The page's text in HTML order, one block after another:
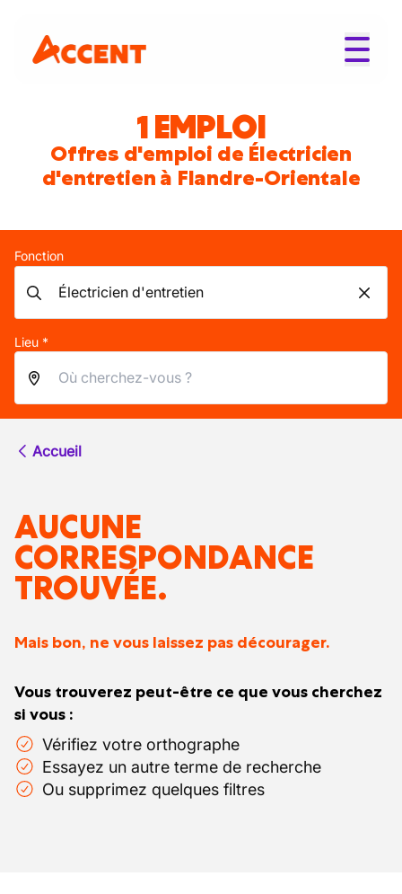
1 EMPLOI
Offres d'emploi de Électricien
d'entretien à Flandre-Orientale
Fonction
Lieu *
Accueil
AUCUNE
CORRESPONDANCE
TROUVÉE.
Mais bon, ne vous laissez pas décourager.
Vous trouverez peut-être ce que vous cherchez
si vous :
Vérifiez votre orthographe
Essayez un autre terme de recherche
Ou supprimez quelques filtres